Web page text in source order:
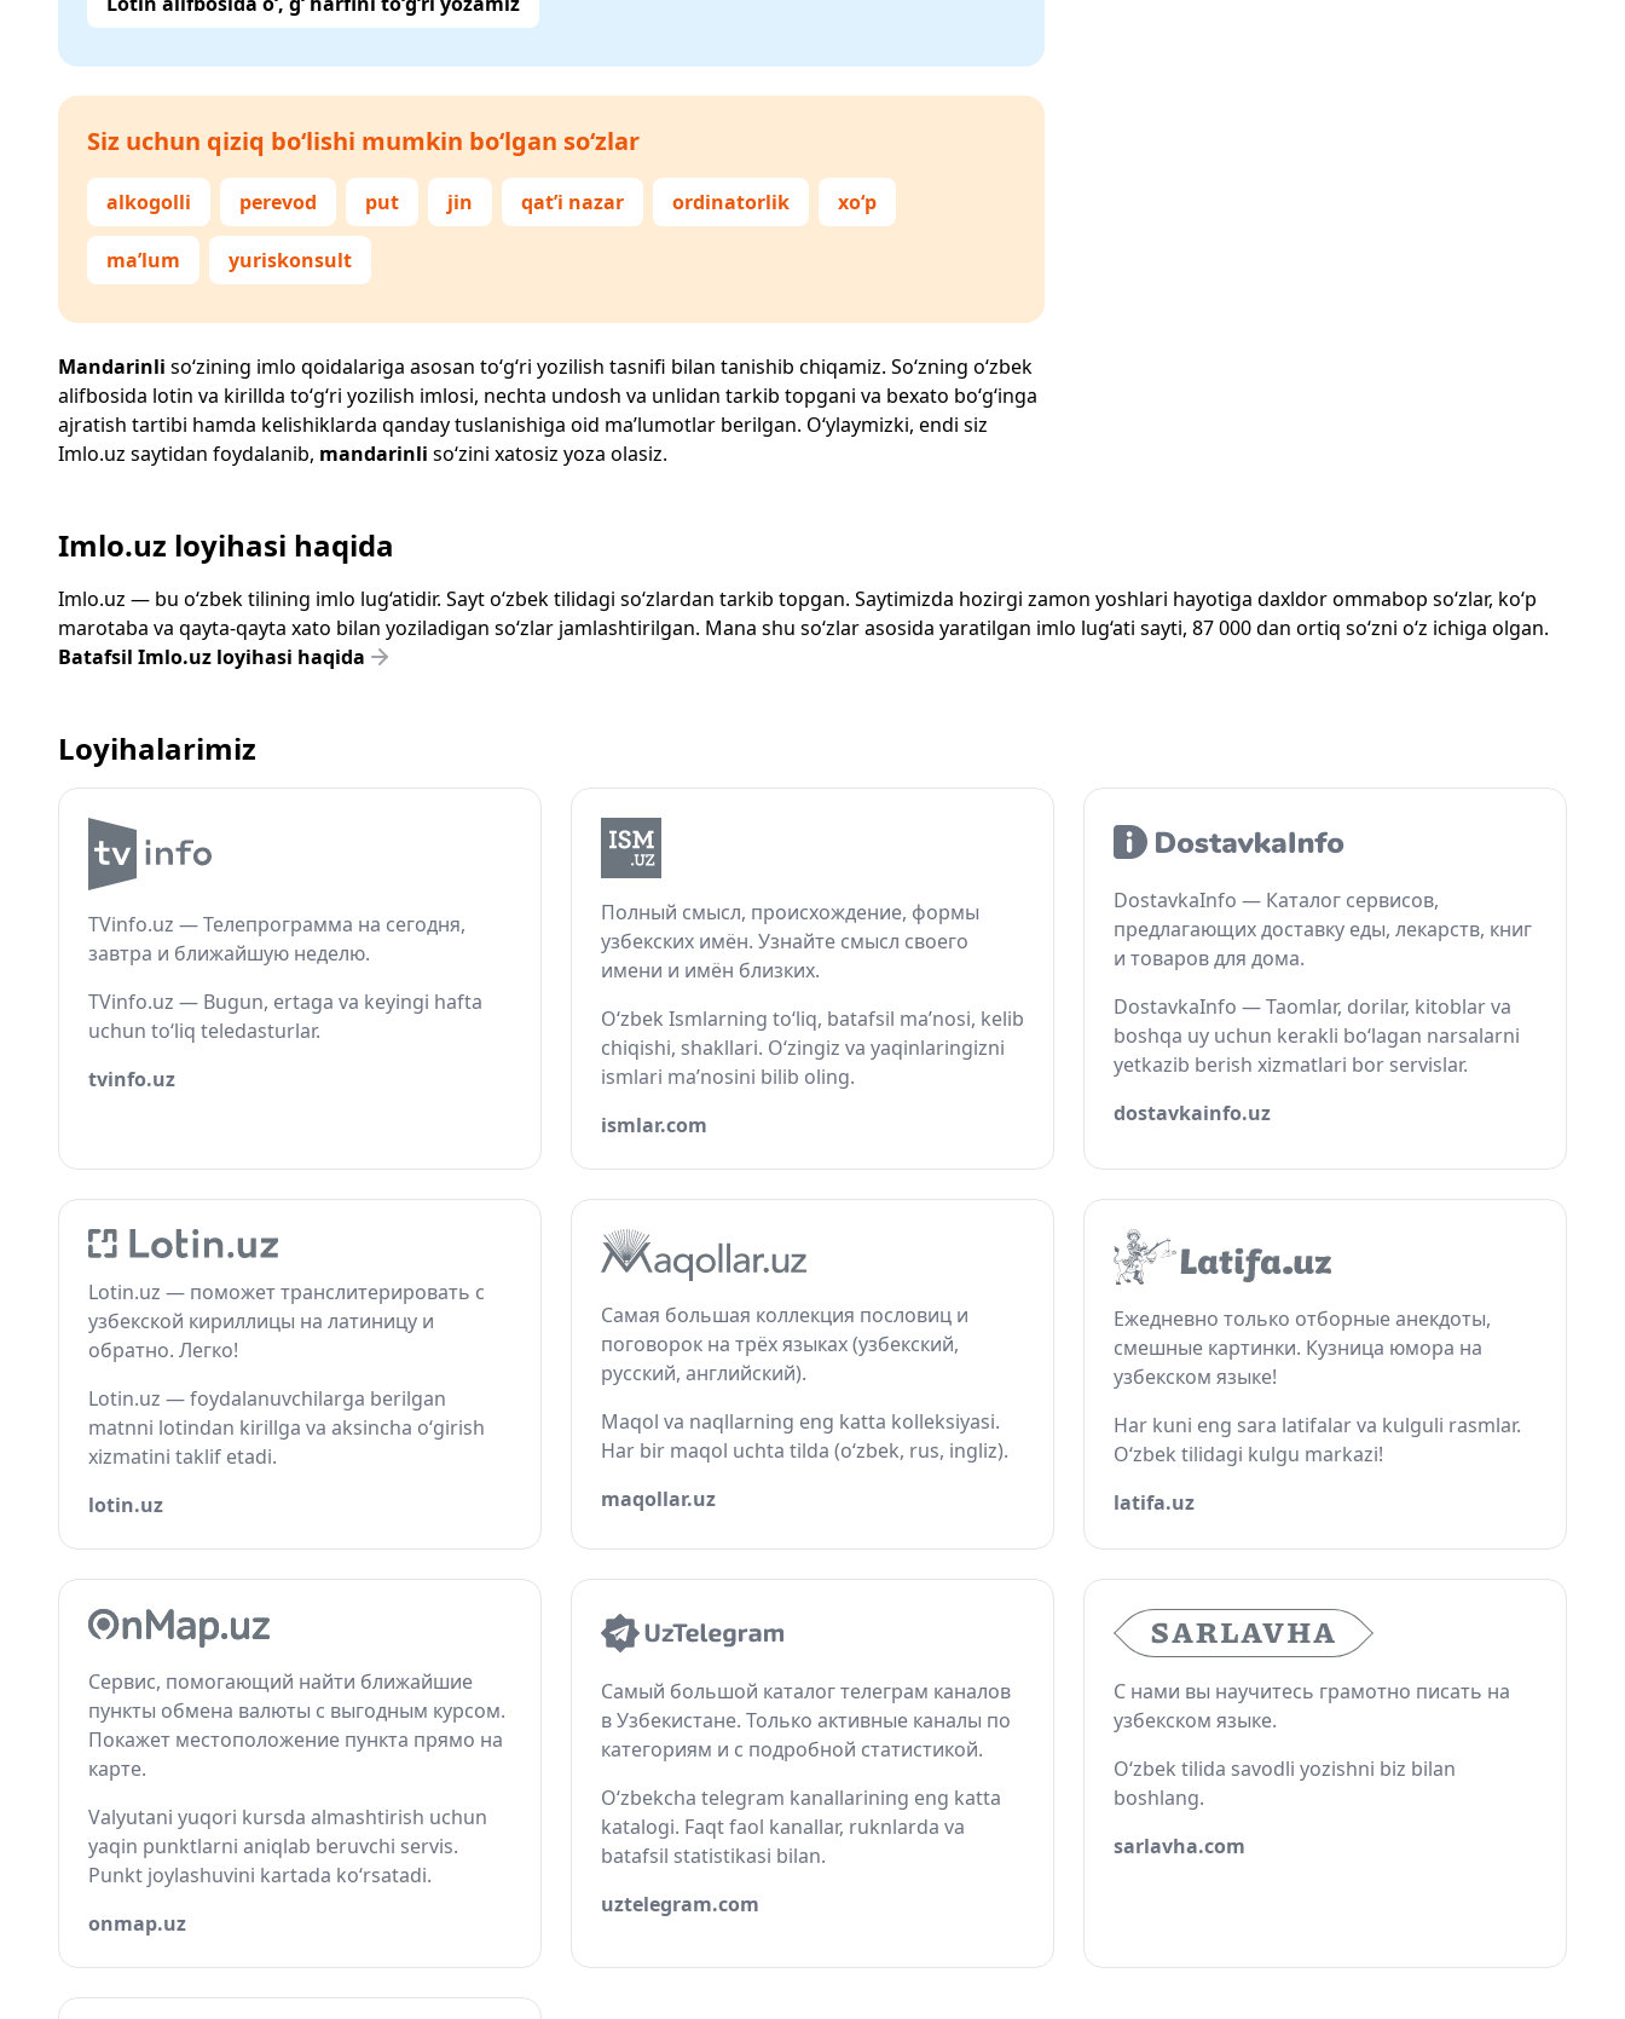
Siz uchun qiziq bo‘lishi mumkin bo‘lgan so‘zlar
alkogolli perevod put jin qat’i nazar ordinatorlik xo‘p
ma’lum yuriskonsult
Mandarinli so‘zining imlo qoidalariga asosan to‘g‘ri yozilish tasnifi bilan tanishib chiqamiz. So‘zning o‘zbek
alifbosida lotin va kirillda to‘g‘ri yozilish imlosi, nechta undosh va unlidan tarkib topgani va bexato bo‘g‘inga
ajratish tartibi hamda kelishiklarda qanday tuslanishiga oid ma’lumotlar berilgan. O‘ylaymizki, endi siz
Imlo.uz saytidan foydalanib, mandarinli so‘zini xatosiz yoza olasiz.
Imlo.uz loyihasi haqida
Imlo.uz — bu o‘zbek tilining imlo lug‘atidir. Sayt o‘zbek tilidagi so‘zlardan tarkib topgan. Saytimizda hozirgi zamon yoshlari hayotiga daxldor ommabop so‘zlar, ko‘p
marotaba va qayta-qayta xato bilan yoziladigan so‘zlar jamlashtirilgan. Mana shu so‘zlar asosida yaratilgan imlo lug‘ati sayti, 87 000 dan ortiq so‘zni o‘z ichiga olgan.
Batafsil Imlo.uz loyihasi haqida
Loyihalarimiz
TVinfo.uz — Телепрограмма на сегодня,
завтра и ближайшую неделю.
TVinfo.uz — Bugun, ertaga va keyingi hafta
uchun to‘liq teledasturlar.
tvinfo.uz
Полный смысл, происхождение, формы
узбекских имён. Узнайте смысл своего
имени и имён близких.
O‘zbek Ismlarning to‘liq, batafsil ma’nosi, kelib
chiqishi, shakllari. O‘zingiz va yaqinlaringizni
ismlari ma’nosini bilib oling.
ismlar.com
DostavkaInfo — Каталог сервисов,
предлагающих доставку еды, лекарств, книг
и товаров для дома.
DostavkaInfo — Taomlar, dorilar, kitoblar va
boshqa uy uchun kerakli bo‘lagan narsalarni
yetkazib berish xizmatlari bor servislar.
dostavkainfo.uz
Lotin.uz — поможет транслитерировать с
узбекской кириллицы на латиницу и
обратно. Легко!
Lotin.uz — foydalanuvchilarga berilgan
matnni lotindan kirillga va aksincha o‘girish
xizmatini taklif etadi.
lotin.uz
Самая большая коллекция пословиц и
поговорок на трёх языках (узбекский,
русский, английский).
Maqol va naqllarning eng katta kolleksiyasi.
Har bir maqol uchta tilda (o‘zbek, rus, ingliz).
maqollar.uz
Ежедневно только отборные анекдоты,
смешные картинки. Кузница юмора на
узбекском языке!
Har kuni eng sara latifalar va kulguli rasmlar.
O‘zbek tilidagi kulgu markazi!
latifa.uz
Сервис, помогающий найти ближайшие
пункты обмена валюты с выгодным курсом.
Покажет местоположение пункта прямо на
карте.
Valyutani yuqori kursda almashtirish uchun
yaqin punktlarni aniqlab beruvchi servis.
Punkt joylashuvini kartada ko‘rsatadi.
onmap.uz
Самый большой каталог телеграм каналов
в Узбекистане. Только активные каналы по
категориям и с подробной статистикой.
O‘zbekcha telegram kanallarining eng katta
katalogi. Faqt faol kanallar, ruknlarda va
batafsil statistikasi bilan.
uztelegram.com
С нами вы научитесь грамотно писать на
узбекском языке.
O‘zbek tilida savodli yozishni biz bilan
boshlang.
sarlavha.com